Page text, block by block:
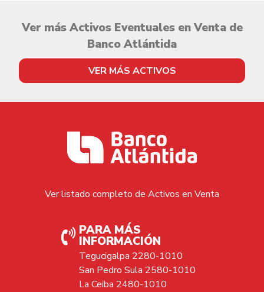
Ver más Activos Eventuales en Venta de
Banco Atlántida
VER MÁS ACTIVOS
Ver listado completo de Activos en Venta
PARA MÁS
INFORMACIÓN
Tegucigalpa 2280-1010
San Pedro Sula 2580-1010
La Ceiba 2480-1010